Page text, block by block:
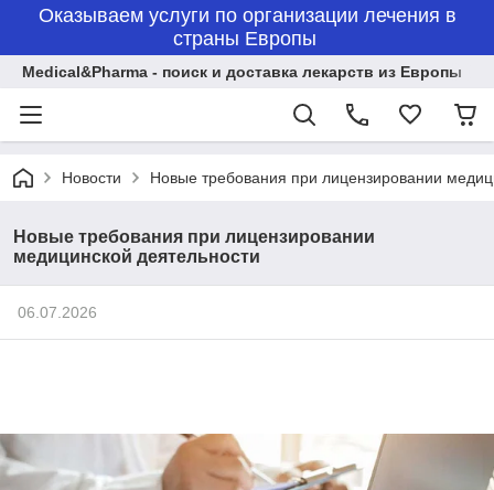
Оказываем услуги по организации лечения в
страны Европы
Medical&Pharma - поиск и доставка лекарств из Европы
Новости Новые требования при лицензировании
Новые требования при лицензировании
медицинской деятельности
06.07.2026